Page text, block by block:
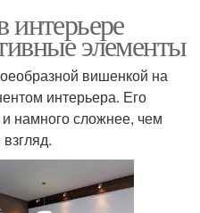
интерьере
элементы
вишенкой на
интерьера. Его
намного сложнее, чем